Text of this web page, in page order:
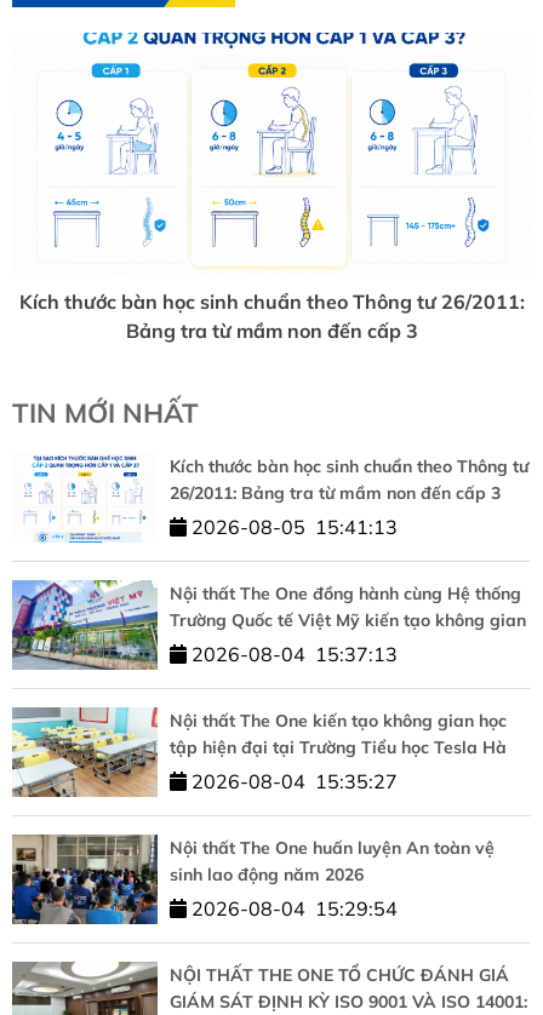
Kích thước bàn học sinh chuẩn theo Thông tư 26/2011:
Bảng tra từ mầm non đến cấp 3
TIN MỚI NHẤT
Kích thước bàn học sinh chuẩn theo Thông tư
26/2011: Bảng tra từ mầm non đến cấp 3
2026-08-05 15:41:13
Nội thất The One đồng hành cùng Hệ thống
Trường Quốc tế Việt Mỹ kiến tạo không gian
học tập chuẩn quốc tế
2026-08-04 15:37:13
Nội thất The One kiến tạo không gian học
tập hiện đại tại Trường Tiểu học Tesla Hà
Nội2026-08-04 15:35:27
Nội thất The One huấn luyện An toàn vệ
sinh lao động năm 2026
2026-08-04 15:29:54
NỘI THẤT THE ONE TỔ CHỨC ĐÁNH GIÁ
GIÁM SÁT ĐỊNH KỲ ISO 9001 VÀ ISO 14001: